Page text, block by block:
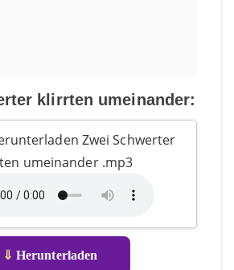
klirrten umeinander:
Zwei Schwerter
umeinander .mp3
⇓ Herunterladen